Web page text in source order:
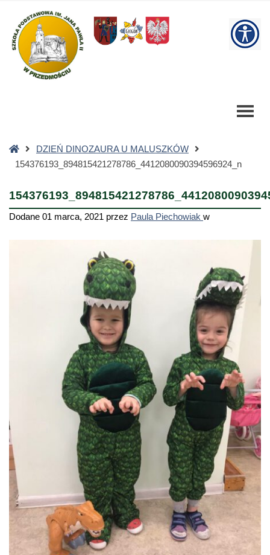
Szkoła
Podstawowa
Strona
główna
DZIEŃ DINOZAURA U MALUSZKÓW
154376193_894815421278786_4412080090394596924_n
Dodane 01 marca, 2021 przez Paula Piechowiak w